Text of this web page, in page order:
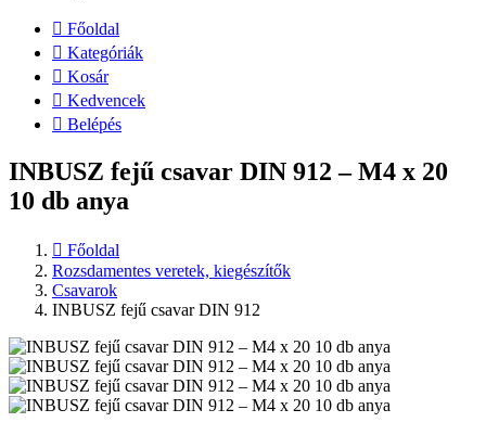
Főoldal
Kategóriák
Kosár
Kedvencek
Belépés
INBUSZ fejű csavar DIN 912 – M4 x 20
10 db anya
Főoldal
Rozsdamentes veretek, kiegészítők
Csavarok
INBUSZ fejű csavar DIN 912